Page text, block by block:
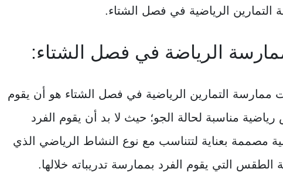
التمارين الرياضية في فصل الشتاء.
الرياضة في فصل الشتاء:
ممارسة التمارين الرياضية في فصل الشتاء هو أن يقوم
رياضية مناسبة لحالة الجو؛ حيث لا بد أن يقوم الفرد
مصممة بعناية لتتناسب مع نوع النشاط الرياضي الذي
الطقس التي يقوم الفرد بممارسة تدريباته خلالها.